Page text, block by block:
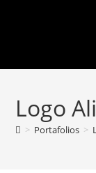
Logo
> Portafolios >